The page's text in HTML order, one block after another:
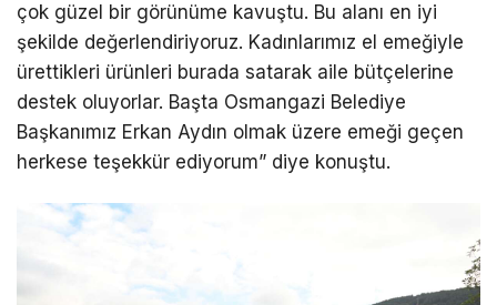
çok güzel bir görünüme kavuştu. Bu alanı en iyi
şekilde değerlendiriyoruz. Kadınlarımız el emeğiyle
ürettikleri ürünleri burada satarak aile bütçelerine
destek oluyorlar. Başta Osmangazi Belediye
Başkanımız Erkan Aydın olmak üzere emeği geçen
herkese teşekkür ediyorum” diye konuştu.